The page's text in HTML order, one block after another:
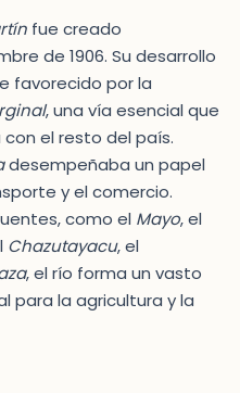
fue creado
de 1906. Su desarrollo
favorecido por la
, una vía esencial que
el resto del país.
desempeñaba un papel
y el comercio.
como el Mayo, el
Chazutayacu, el
, el río forma un vasto
para la agricultura y la